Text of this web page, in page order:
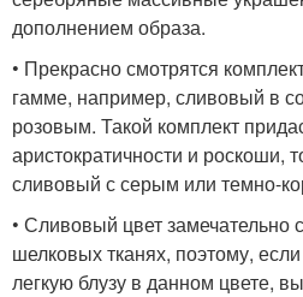
дополнением образа.
• Прекрасно смотрятся
гамме, например, сливовый в
розовым. Такой комплект
аристократичности и роскоши,
сливовый с серым или темно-
• Сливовый цвет замечательно
шелковых тканях, поэтому,
легкую блузу в данном цвете,